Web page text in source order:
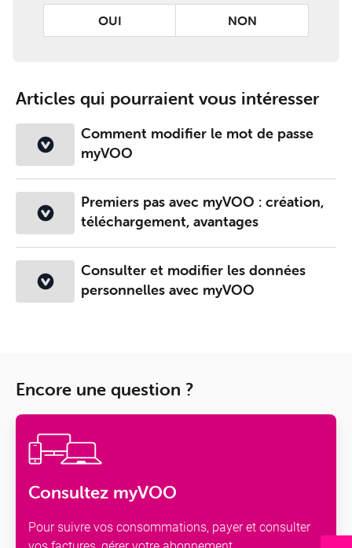
OUI NON
Articles qui pourraient vous intéresser
Comment modifier le mot de passe
myVOO
Premiers pas avec myVOO : création,
téléchargement, avantages
Consulter et modifier les données
personnelles avec myVOO
Encore une question ?
Consultez myVOO
Pour suivre vos consommations, payer et consulter